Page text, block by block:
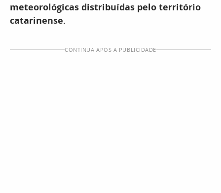
meteorológicas distribuídas pelo território
catarinense.
CONTINUA APÓS A PUBLICIDADE